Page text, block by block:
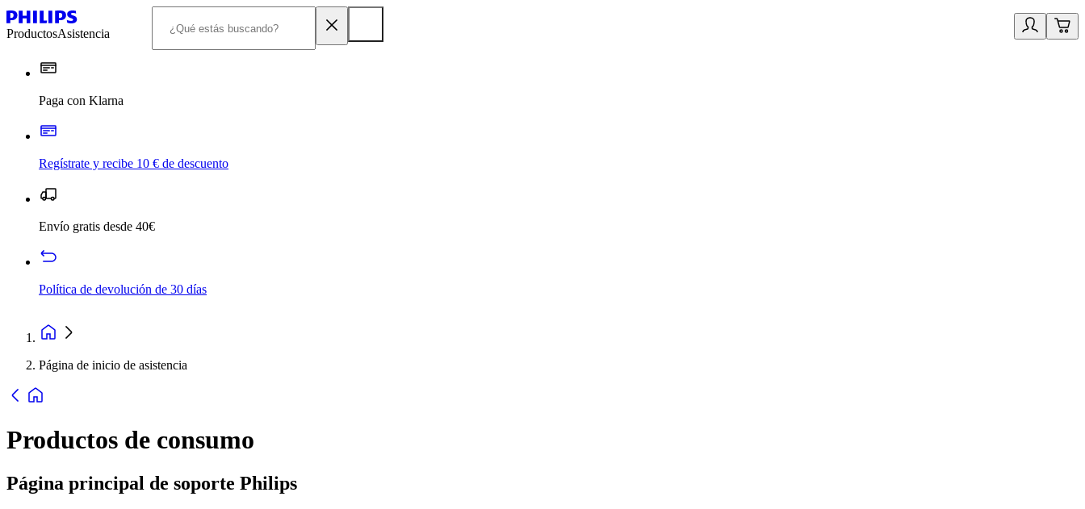
ProductosAsistencia
Paga con Klarna
Regístrate y recibe 10 € de descuento
Envío gratis desde 40€
Política de devolución de 30 días
Página de inicio de asistencia
Productos de consumo
Página principal de soporte Philips